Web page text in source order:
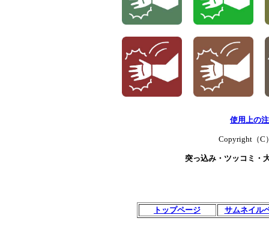
使用上の
Copyright（C
突っ込み・ツッコミ・
トップページ サムネイル